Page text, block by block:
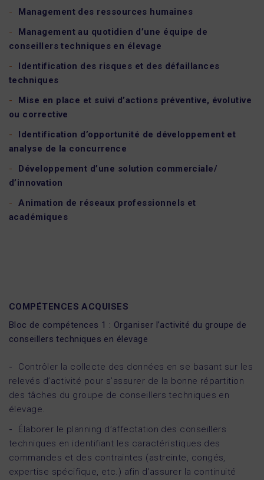
Management des ressources humaines
Management au quotidien d’une équipe de
conseillers techniques en élevage
Identification des risques et des défaillances
techniques
Mise en place et suivi d’actions préventive, évolutive
ou corrective
Identification d’opportunité de développement et
analyse de la concurrence
Développement d’une solution commerciale/
d’innovation
Animation de réseaux professionnels et
académiques
COMPÉTENCES ACQUISES
Bloc de compétences 1 : Organiser l’activité du groupe de
conseillers techniques en élevage
Contrôler la collecte des données en se basant sur les
relevés d’activité pour s’assurer de la bonne répartition
des tâches du groupe de conseillers techniques en
élevage.
Élaborer le planning d’affectation des conseillers
techniques en identifiant les caractéristiques des
commandes et des contraintes (astreinte, congés,
expertise spécifique, etc.) afin d’assurer la continuité